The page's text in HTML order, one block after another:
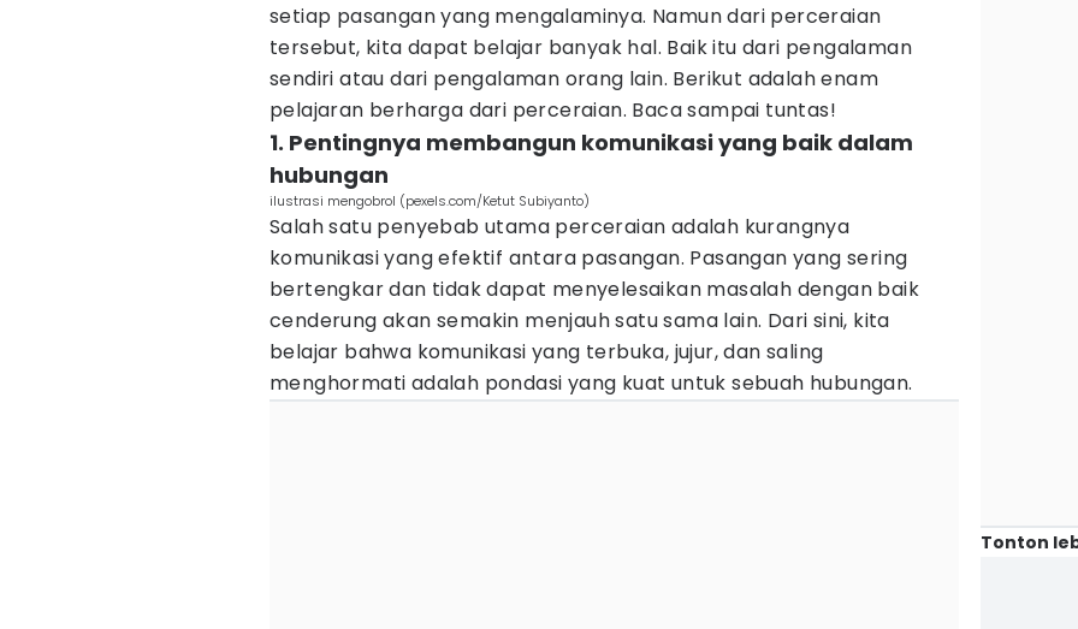
setiap pasangan yang mengalaminya. Namun dari perceraian
tersebut, kita dapat belajar banyak hal. Baik itu dari pengalaman
sendiri atau dari pengalaman orang lain. Berikut adalah enam
pelajaran berharga dari perceraian. Baca sampai tuntas!
1. Pentingnya membangun komunikasi yang baik dalam
hubungan
ilustrasi mengobrol (pexels.com/Ketut Subiyanto)
Salah satu penyebab utama perceraian adalah kurangnya
komunikasi yang efektif antara pasangan. Pasangan yang sering
bertengkar dan tidak dapat menyelesaikan masalah dengan baik
cenderung akan semakin menjauh satu sama lain. Dari sini, kita
belajar bahwa komunikasi yang terbuka, jujur, dan saling
menghormati adalah pondasi yang kuat untuk sebuah hubungan.
Tonton